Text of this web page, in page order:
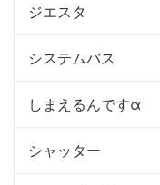
ジエスタ
システムバス
しまえるんですα
シャッター